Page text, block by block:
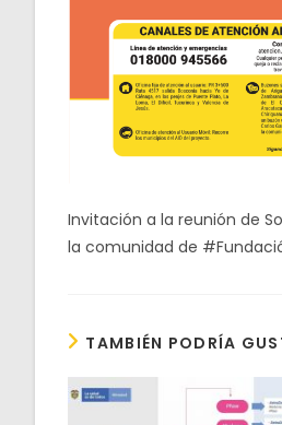
Invitación a la reunión de
la comunidad de
TAMBIÉN PODRÍA